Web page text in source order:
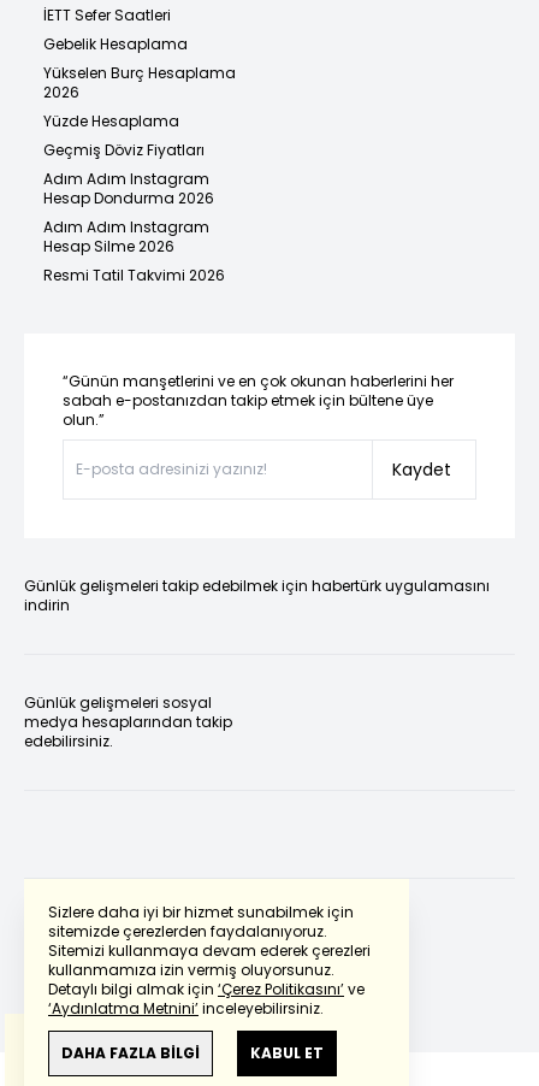
Sizlere daha iyi bir hizmet sunabilmek için
sitemizde çerezlerden faydalanıyoruz.
Sitemizi kullanmaya devam ederek çerezleri
kullanmamıza izin vermiş oluyorsunuz.
Detaylı bilgi almak için ‘Çerez Politikasını’ve
‘Aydınlatma Metnini’inceleyebilirsiniz.
DAHA FAZLA BİLGİ KABUL ET
İETT Sefer Saatleri
Gebelik Hesaplama
Yükselen Burç Hesaplama
2026
Yüzde Hesaplama
Geçmiş Döviz Fiyatları
Adım Adım Instagram
Hesap Dondurma 2026
Adım Adım Instagram
Hesap Silme 2026
Resmi Tatil Takvimi 2026
“Günün manşetlerini ve en çok okunan haberlerini her
sabah e-postanızdan takip etmek için bültene üye
olun.”
Kaydet
Günlük gelişmeleri takip edebilmek için habertürk uygulamasını
indirin
Günlük gelişmeleri sosyal
medya hesaplarından takip
edebilirsiniz.
Powered by Translate
Bu çevirideGoogle Transletekullanılmıştır.
Anlam ve çeviri hatalarından
haberturk.com
sorumlu değildir.